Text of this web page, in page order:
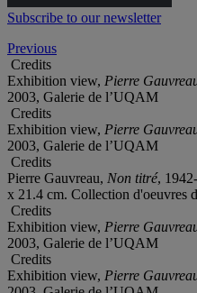
Subscribe to our newsletter
Previous
Credits
Exhibition view, Pierre
2003, Galerie de l’UQAM
Credits
Exhibition view, Pierre
2003, Galerie de l’UQAM
Credits
Pierre Gauvreau, Non titré,
x 21.4 cm. Collection d'oeuvres
Credits
Exhibition view, Pierre
2003, Galerie de l’UQAM
Credits
Exhibition view, Pierre